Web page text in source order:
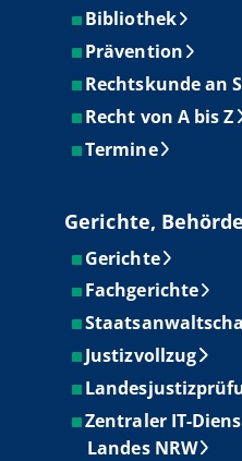
Bibliothek
Prävention
Rechtskunde an
Recht von A bis Z
Termine
Gerichte,
Gerichte
Fachgerichte
Justizvollzug
Zentraler IT-
Landes NRW